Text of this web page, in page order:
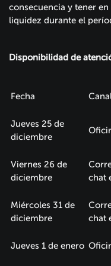
consecuencia y tener
liquidez durante el
Disponibilidad de
Fecha
Jueves 25 de
diciembre
Viernes 26 de
diciembre
chat
Miércoles 31 de
diciembre
chat
Jueves 1 de enero